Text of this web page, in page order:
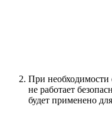
При необходимости
не работает
будет применено